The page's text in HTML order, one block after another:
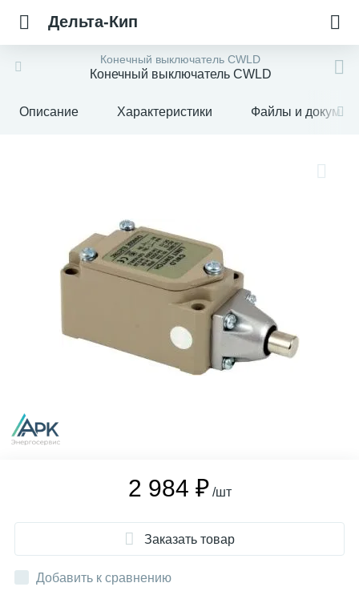
Дельта-Кип
Конечный выключатель CWLD
Конечный выключатель CWLD
Описание Характеристики Файлы и
2 984 ₽ /шт
Заказать товар
Добавить к сравнению